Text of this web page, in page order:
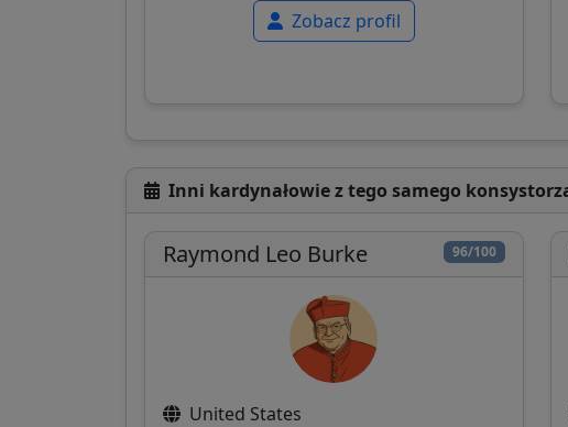
Zobacz profil
Inni kardynałowie z tego samego
96/100
Raymond Leo Burke
United States